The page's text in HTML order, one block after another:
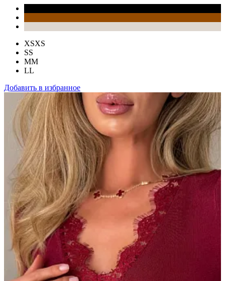
XSXS
SS
MM
LL
Добавить в избранное